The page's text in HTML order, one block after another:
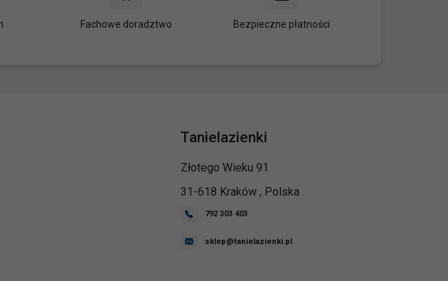
Fachowe doradztwo Bezpieczne płatności
Tanielazienki
Złotego Wieku 91
31-618 Kraków , Polska
792 303 403
sklep@tanielazienki.pl